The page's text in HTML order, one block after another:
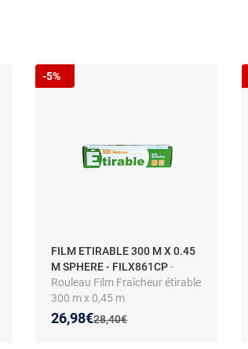
FILM ETIRABLE 300 M X 0.45
M SPHERE - FILX861CP-
Rouleau Film Fraîcheur étirable
300 m x 0,45 m
Ancien prix :
28,40€
Nouveau prix :
26,98€
Réduction de :
-5%